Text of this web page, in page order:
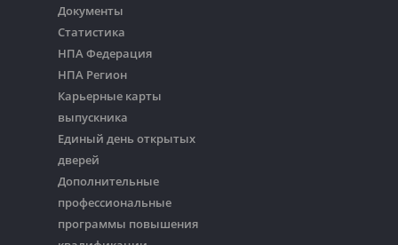
Документы
Статистика
НПА Федерация
НПА Регион
Карьерные карты
выпускника
Единый день открытых
дверей
Дополнительные
профессиональные
программы повышения